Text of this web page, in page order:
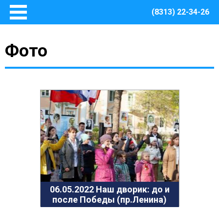
(8313) 22-34-26
Основные сведения
О Центре
Методическое сопровождение
Структура Центра
Руководство
Финансово – хозяйственная деятельность
Информация о закупках товаров, работ, услуг для
обеспечения муниципальных нужд Центра
Безопасная среда
Охрана труда
Пожарная безопасность
Фото
06.05.2022 Наш дворик: до и
после Победы (пр.Ленина)